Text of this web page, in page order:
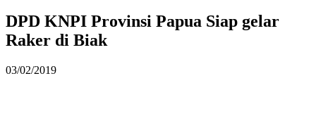
DPD KNPI Provinsi Papua Siap gelar
Raker di Biak
03/02/2019